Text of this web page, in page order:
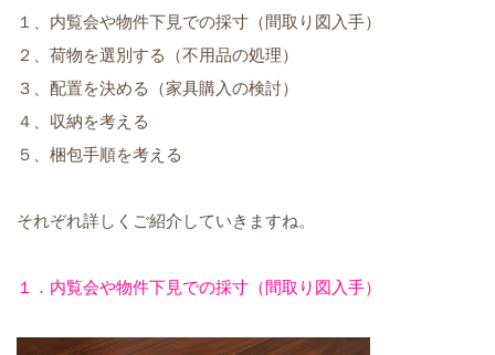
１、内覧会や物件下見での採寸（間取り図入手）
２、荷物を選別する（不用品の処理）
３、配置を決める（家具購入の検討）
４、収納を考える
５、梱包手順を考える
それぞれ詳しくご紹介していきますね。
１．内覧会や物件下見での採寸（間取り図入手）